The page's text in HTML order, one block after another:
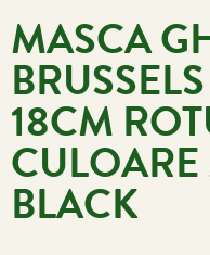
MASCA
18CM
BLACK